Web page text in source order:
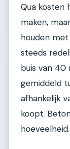
Qua kosten
maken,
houden
steeds
buis van 40
gemiddeld
afhankelijk
koopt.
hoeveelheid.